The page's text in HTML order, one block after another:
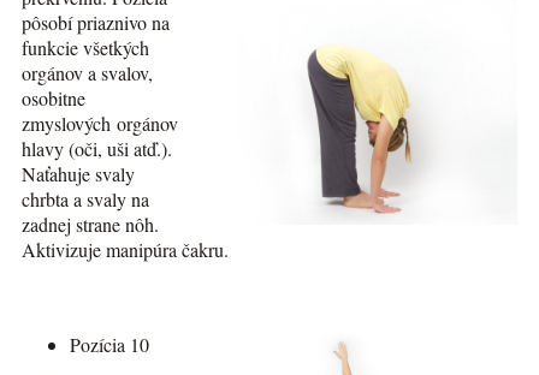
pôsobí priaznivo na
funkcie všetkých
orgánov a svalov,
osobitne
zmyslových orgánov
hlavy (oči, uši atď.).
Naťahuje svaly
chrbta a svaly na
zadnej strane nôh.
Aktivizuje manipúra čakru.
Pozícia 10